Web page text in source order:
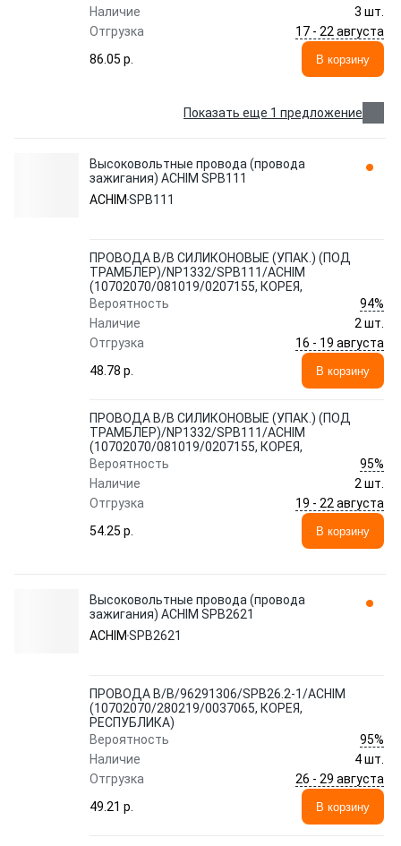
Наличие
3 шт.
Отгрузка
17 - 22 августа
86.05 p.
В корзину
Показать еще 1 предложение
Высоковольтные провода (провода
зажигания) ACHIM SPB111
ACHIM SPB111
ПРОВОДА В/В СИЛИКОНОВЫЕ (УПАК.) (ПОД
ТРАМБЛЕР)/NP1332/SPB111/ACHIM
(10702070/081019/0207155, КОРЕЯ,
Вероятность
94%
Наличие
2 шт.
Отгрузка
16 - 19 августа
48.78 p.
В корзину
ПРОВОДА В/В СИЛИКОНОВЫЕ (УПАК.) (ПОД
ТРАМБЛЕР)/NP1332/SPB111/ACHIM
(10702070/081019/0207155, КОРЕЯ,
Вероятность
95%
Наличие
2 шт.
Отгрузка
19 - 22 августа
54.25 p.
В корзину
Высоковольтные провода (провода
зажигания) ACHIM SPB2621
ACHIM SPB2621
ПРОВОДА В/В/96291306/SPB26.2-1/ACHIM
(10702070/280219/0037065, КОРЕЯ,
РЕСПУБЛИКА)
Вероятность
95%
Наличие
4 шт.
Отгрузка
26 - 29 августа
49.21 p.
В корзину